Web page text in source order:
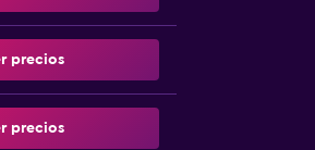
precios
precios